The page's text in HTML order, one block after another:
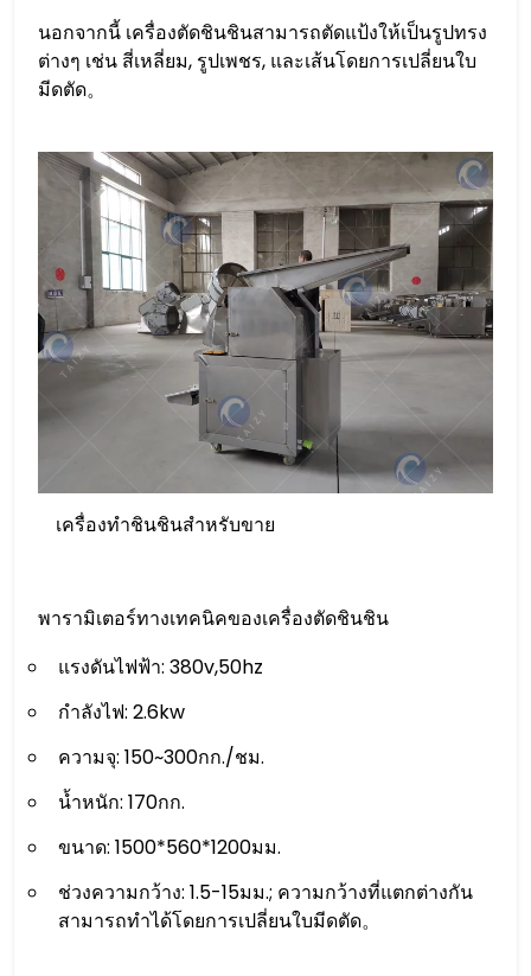
นอกจากนี้ เครื่องตัดชินชินสามารถตัดแป้งให้เป็นรูปทรง
ต่างๆ เช่น สี่เหลี่ยม, รูปเพชร, และเส้นโดยการเปลี่ยนใบ
มีดตัด。
เครื่องทำชินชินสำหรับขาย
พารามิเตอร์ทางเทคนิคของเครื่องตัดชินชิน
แรงดันไฟฟ้า: 380v,50hz
กำลังไฟ: 2.6kw
ความจุ: 150~300กก./ชม.
น้ำหนัก: 170กก.
ขนาด: 1500*560*1200มม.
ช่วงความกว้าง: 1.5-15มม.; ความกว้างที่แตกต่างกัน
สามารถทำได้โดยการเปลี่ยนใบมีดตัด。